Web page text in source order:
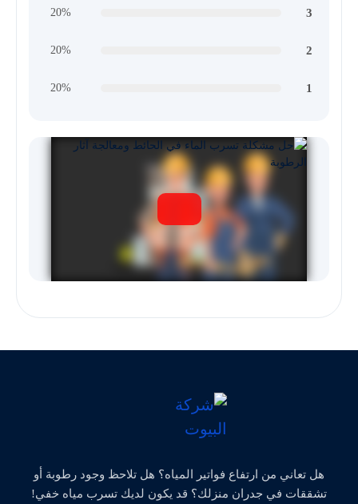
3
20%
2
20%
1
20%
هل تعاني من ارتفاع فواتير المياه؟ هل تلاحظ وجود رطوبة أو
تشققات في جدران منزلك؟ قد يكون لديك تسرب مياه خفي!